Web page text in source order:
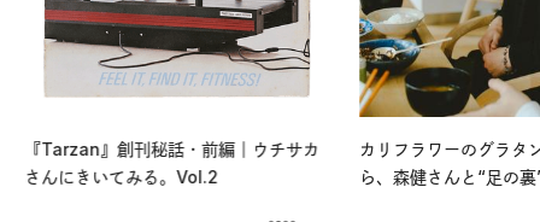
『Tarzan』創刊秘話・前編｜ウチサカ
さんにきいてみる。Vol.2
カリフラワーのグラタ
ら、森健さんと“足の